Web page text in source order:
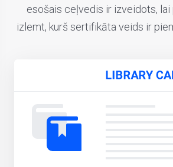
esošais ceļvedis ir izveidots, lai
izlemt, kurš sertifikāta veids ir